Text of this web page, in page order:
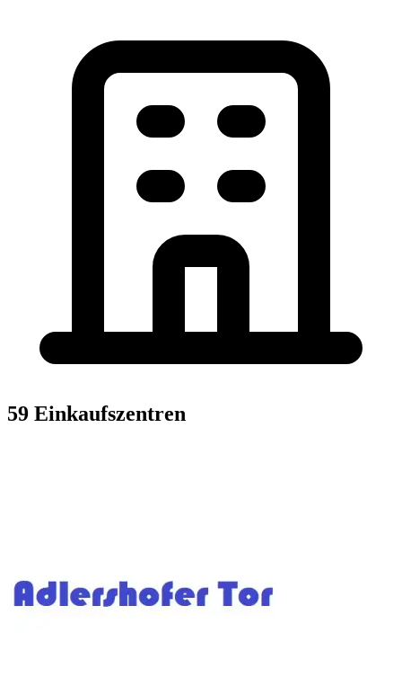
59 Einkaufszentren